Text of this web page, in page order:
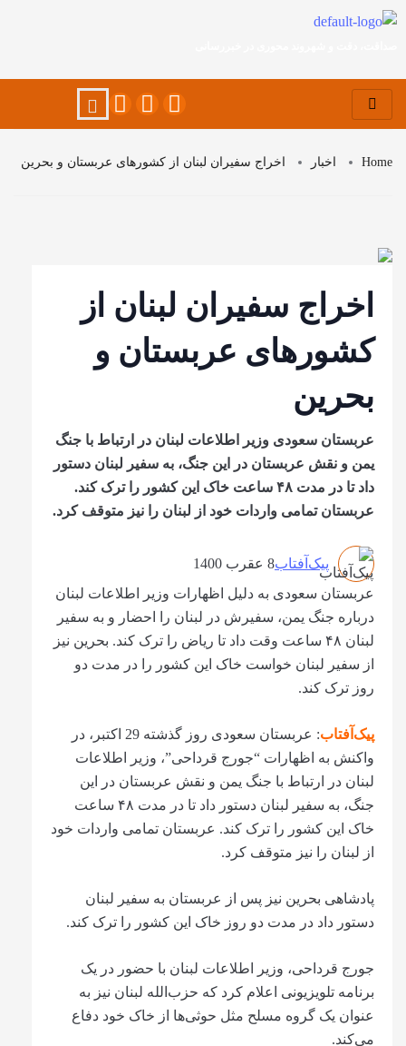
Home اخبار اخراج سفیران لبنان از کشورهای عربستان و بحرین
اخراج سفیران لبنان از
کشورهای عربستان و
بحرین
عربستان سعودی وزیر اطلاعات لبنان در ارتباط با جنگ
یمن و نقش عربستان در این جنگ، به سفیر لبنان دستور
داد تا در مدت ۴۸ ساعت خاک این کشور را ترک کند.
عربستان تمامی واردات خود از لبنان را نیز متوقف کرد.
پیک‌آفتاب8 عقرب 1400
عربستان سعودی به دلیل اظهارات وزیر اطلاعات لبنان
درباره جنگ یمن، سفیرش در لبنان را احضار و به سفیر
لبنان ۴۸ ساعت وقت داد تا ریاض را ترک کند. بحرین نیز
از سفیر لبنان خواست خاک این کشور را در مدت دو
روز ترک کند.
پیک‌آفتاب
: عربستان سعودی روز گذشته 29 اکتبر، در
واکنش به اظهارات “جورج قرداحی”، وزیر اطلاعات
لبنان در ارتباط با جنگ یمن و نقش عربستان در این
جنگ، به سفیر لبنان دستور داد تا در مدت ۴۸ ساعت
خاک این کشور را ترک کند. عربستان تمامی واردات خود
از لبنان را نیز متوقف کرد.
پادشاهی بحرین نیز پس از عربستان به سفیر لبنان
دستور داد در مدت دو روز خاک این کشور را ترک کند.
جورج قرداحی، وزیر اطلاعات لبنان با حضور در یک
برنامه تلویزیونی اعلام کرد که حزب‌الله لبنان نیز به
عنوان یک گروه مسلح مثل حوثی‌ها از خاک خود دفاع
می‌کند.